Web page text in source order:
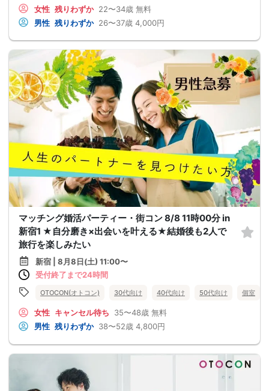
女性 残りわずか 22〜34歳 無料
男性 残りわずか 26〜37歳 4,000円
マッチング婚活パーティー・街コン 8/8 11時00分 in
新宿1 ★自分磨き×出会いを叶える★結婚後も2人で
旅行を楽しみたい
新宿 | 8月8日(土) 11:00〜
受付終了まで24時間
OTOCON(オトコン) 30代向け 40代向け 50代向け 個室
女性 キャンセル待ち 35〜48歳 無料
男性 残りわずか 38〜52歳 4,800円